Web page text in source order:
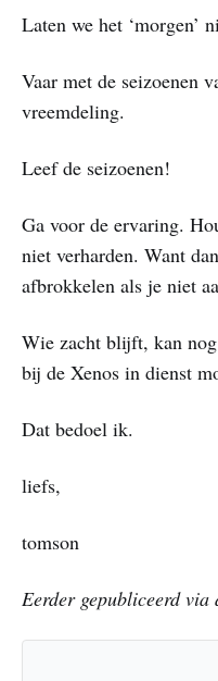
Laten we het ‘morgen’
Vaar met de seizoenen
vreemdeling.
Leef de seizoenen!
Ga voor de ervaring.
niet verharden. Want
afbrokkelen als je niet
Wie zacht blijft, kan
bij de Xenos in dienst
Dat bedoel ik.
liefs,
tomson
Eerder gepubliceerd via